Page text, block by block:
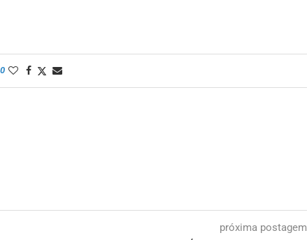
0
próxima postagem